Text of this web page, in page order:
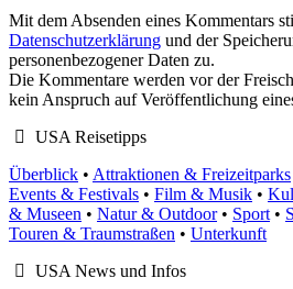
Mit dem Absenden eines Kommentars
Datenschutzerklärung und der
personenbezogener Daten zu.
Die Kommentare werden vor der
kein Anspruch auf Veröffentlichung
USA Reisetipps
Überblick • Attraktionen & Freizeitparks
Events & Festivals • Film & Musik •
& Museen • Natur & Outdoor• Sport•
Touren & Traumstraßen • Unterkunft
USA News und Infos